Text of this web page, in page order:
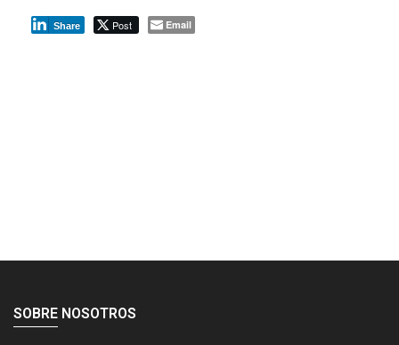
Share Post Email
SOBRE NOSOTROS